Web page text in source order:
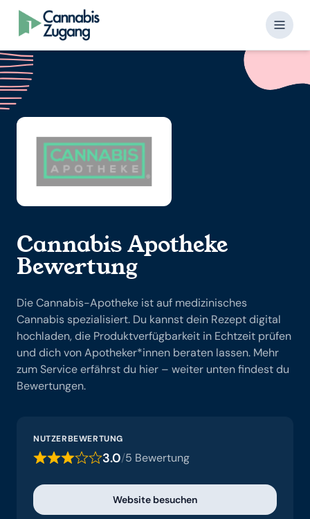
Skip to content
Cannabis Apotheke
Bewertung
Die Cannabis-Apotheke ist auf medizinisches
Cannabis spezialisiert. Du kannst dein Rezept digital
hochladen, die Produktverfügbarkeit in Echtzeit prüfen
und dich von Apotheker*innen beraten lassen. Mehr
zum Service erfährst du hier – weiter unten findest du
Bewertungen.
NUTZERBEWERTUNG
3.0/5 Bewertung
Website besuchen